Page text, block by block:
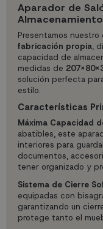
Aparador de
Almacenamiento
Presentamos nuestro
fabricación propia,
capacidad de
medidas de
solución perfecta
estilo.
Características
Máxima Capacidad
abatibles, este
interiores para
documentos,
tener organizado y
Sistema de Cierre
equipadas con
garantizando un
protege tanto el